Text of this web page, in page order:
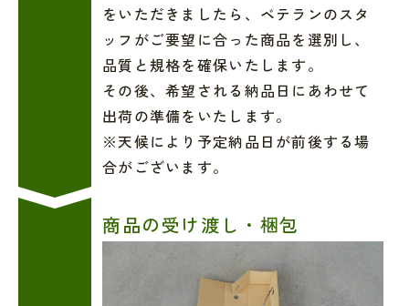
をいただきましたら、ベテランのスタ
ッフがご要望に合った商品を選別し、
品質と規格を確保いたします。
その後、希望される納品日にあわせて
出荷の準備をいたします。
※天候により予定納品日が前後する場
合がございます。
商品の受け渡し・梱包